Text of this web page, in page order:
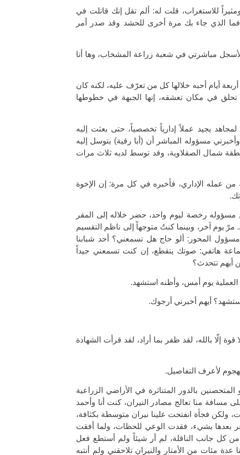
للاستغراب، قلت له: ألم تقل إنك قاتلت في
الذي جاء بك مرة أخرى للحشد وقد صدر أمر
مباشرتي في شعبة زراعة المشخاب، وها أنا
أيام أحبه خلالها كل من تعرّف عليه، لكنه كان
في مكان تعشقه، إنها الجبهة في خطوطها
يجيد عملاً إدارياً تخصصياً، حتى بعثت إليه
مسؤوله المباشر أن (أبا رقية) يتوسل إليه
شمال الصقلاوية، وقد توسط لديه ثلاث مرات
عمله الإداري، فأخبره في كل مرة: إن الإخوة
يوم 2 تموز، فطلب من مسؤوله رخصة ليوم واحد، حضر خلاله إلى المقر
مرّ يوم آخر، وبينما كنتُ متوجهاً إلى ناظم التقسيم
المحور: ألو حاج هل تسمعني؟ أحد شبابنا
هاتفي: صوتك يتقطع، إن كنت تسمعني جيداً
تتحدث؟
العملية يوم أمس، وأظنه استشهد.
أيهم أخبرني أرجوك.
إلّا بالله، لقد ظفر بما أراد، لقد قرأت الشهادة
لأعرف التفاصيل.
بالدور المتناثرة في الأراضي الزراعية
مسافة منا تعالج مصادر النيران، كنت أنا وأحمد
ولكن فجأة انفتحت علينا نيران متوسطة بكثافة،
بعدها بشيء، فقدت الوعي للحظات، ولما أفقت
من كل جانب الناقلة، لم أر شيئاً ولم أستطع فعل
مئات من الأمتار والنيران تلاحقني ولم أنتبه